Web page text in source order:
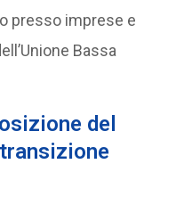
presso imprese e
Bassa
del